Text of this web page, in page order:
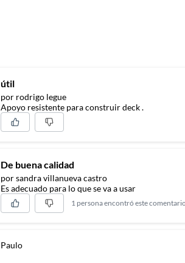
útil
por rodrigo legue
Apoyo resistente para construir deck .
De buena calidad
por sandra villanueva castro
Es adecuado para lo que se va a usar
1 persona encontró este
Paulo